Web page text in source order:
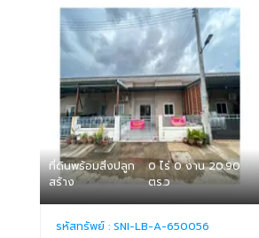
ที่ดินพร้อมสิ่งปลูก
สร้าง
0 ไร่ 0 งาน 20.90
ตร.ว
รหัสทรัพย์ : SNI-LB-A-650056